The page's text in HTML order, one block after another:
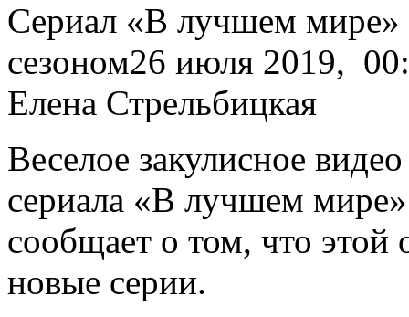
Сeриaл «В лучшем мире»
сезоном26 июля 2019,
Елена Стрельбицкая
Веселое закулисное
сериала «В лучшем
сообщает о том, что
новые серии.